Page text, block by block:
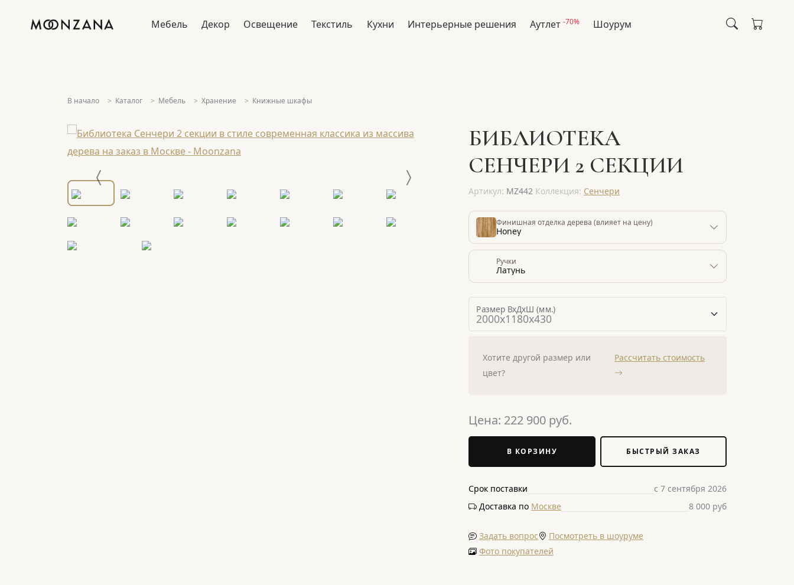
Мебель Декор Освещение Текстиль Кухни Интерьерные решения Аутлет -70% Шоурум
В начало Каталог Мебель Хранение Книжные шкафы
БИБЛИОТЕКА
СЕНЧЕРИ 2 СЕКЦИИ
Артикул: MZ442 Коллекция: Сенчери
Финишная отделка дерева (влияет на цену)
Honey
Ручки
Латунь
Размер ВхДхШ (мм.)
Хотите другой размер или
цвет?
Рассчитать стоимость
Цена: 222 900 руб.
В КОРЗИНУ БЫСТРЫЙ ЗАКАЗ
Срок поставки
с 7 сентября 2026
Доставка по Москве 8 000 руб
Задать вопрос
Посмотреть в шоуруме
Фото покупателей